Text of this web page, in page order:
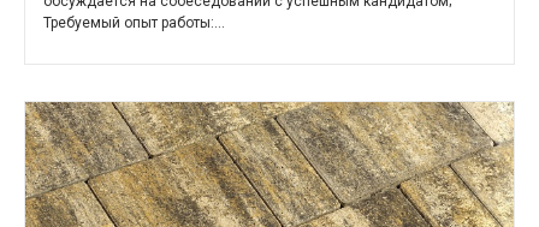
Требуемый опыт работы:...